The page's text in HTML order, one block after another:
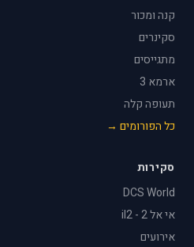
קנה ומכור
סקינרים
מתגייסים
ארמא 3
תעופה קלה
כל הפורומים →
סקירות
DCS World
אי אל 2 - il2
אירועים